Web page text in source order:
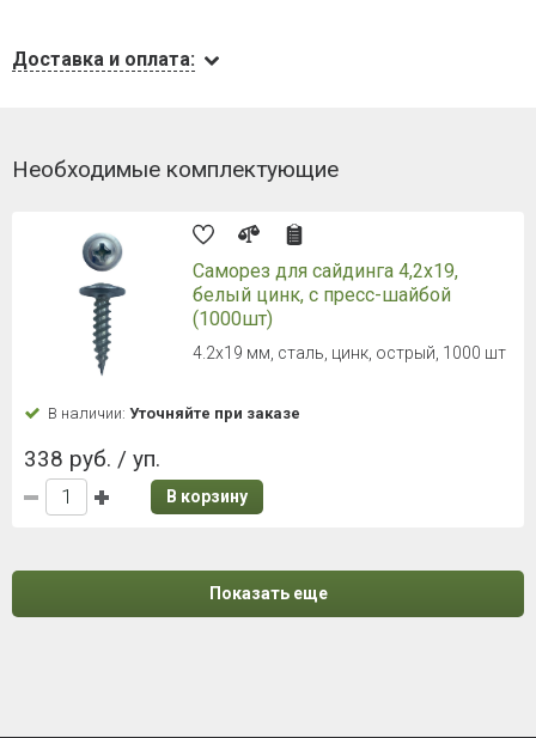
Доставка и оплата:
Необходимые комплектующие
Саморез для сайдинга 4,2х19,
белый цинк, с пресс-шайбой
(1000шт)
4.2х19 мм, сталь, цинк, острый, 1000 шт
В наличии: Уточняйте при заказе
338 руб. / уп.
В корзину
Показать еще